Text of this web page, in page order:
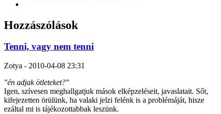
Hozzászólások
Tenni, vagy nem tenni
Zotya - 2010-04-08 23:31
"én adjak ötleteket?"
Igen, szívesen meghallgatjuk mások elképzeléseit, javaslatait. Sőt,
kifejezetten örülünk, ha valaki jelzi felénk is a problémáját, hisze
ezáltal mi is tájékozottabbak leszünk.